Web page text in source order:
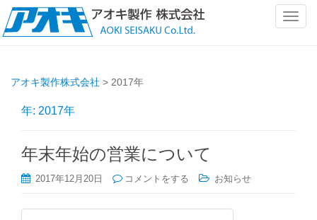
ナ
アオキ製作株式会社 > 2017年
年: 2017年
年末年始の営業について
2017年12月20日 コメントをする お知らせ